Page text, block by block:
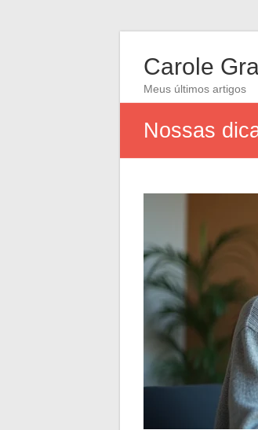
Carole
Meus últimos artigos
Nossas